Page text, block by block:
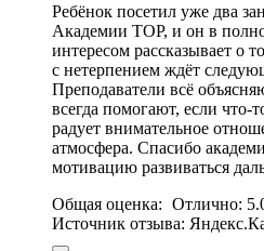
Ребёнок посетил уже два
Академии TOP, и он в
интересом рассказывает о
с нетерпением ждёт
Преподаватели всё
всегда помогают, если что-
радует внимательное
атмосфера. Спасибо
мотивацию развиваться
Общая оценка: Отлично:
Источник отзыва: